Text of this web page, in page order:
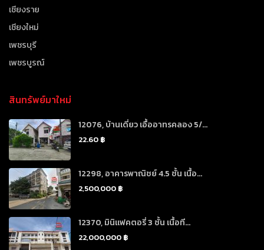
เชียงราย
เชียงใหม่
เพชรบุรี
เพชรบูรณ์
สินทรัพย์มาใหม่
12076, บ้านเดี่ยว เอื้ออาทรคลอง 5/...
22.60 ฿
12298, อาคารพาณิชย์ 4.5 ชั้น เนื้อ...
2,500,000 ฿
12370, มินิแฟคตอรี่ 3 ชั้น เนื้อที...
22,000,000 ฿